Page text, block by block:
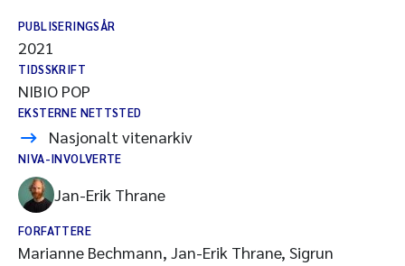
PUBLISERINGSÅR
2021
TIDSSKRIFT
NIBIO POP
EKSTERNE NETTSTED
Nasjonalt vitenarkiv
NIVA-INVOLVERTE
Jan-Erik Thrane
FORFATTERE
Marianne Bechmann, Jan-Erik Thrane, Sigrun